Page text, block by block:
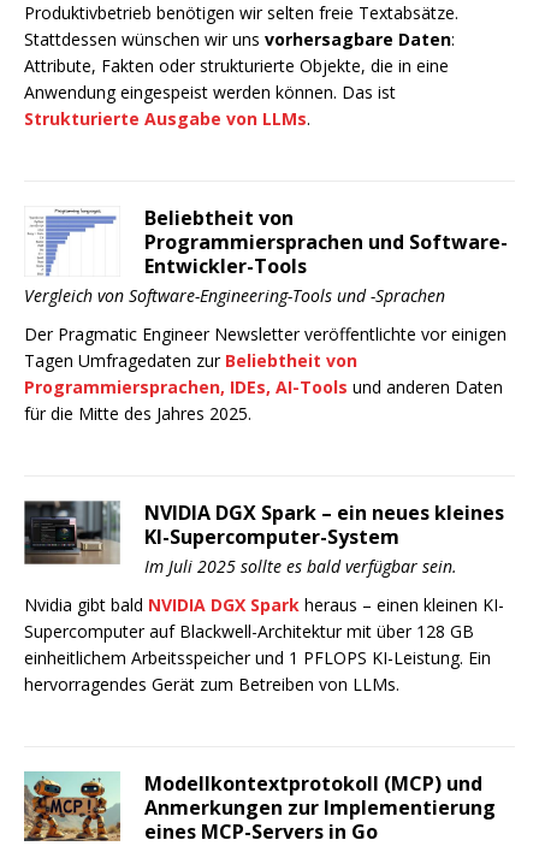
Produktivbetrieb benötigen wir selten freie Textabsätze.
Stattdessen wünschen wir uns vorhersagbare Daten:
Attribute, Fakten oder strukturierte Objekte, die in eine
Anwendung eingespeist werden können. Das ist
Strukturierte Ausgabe von LLMs.
Beliebtheit von
Programmiersprachen und Software-
Entwickler-Tools
Vergleich von Software-Engineering-Tools und -Sprachen
Der Pragmatic Engineer Newsletter veröffentlichte vor einigen
Tagen Umfragedaten zur Beliebtheit von
Programmiersprachen, IDEs, AI-Tools und anderen Daten
für die Mitte des Jahres 2025.
NVIDIA DGX Spark – ein neues kleines
KI-Supercomputer-System
Im Juli 2025 sollte es bald verfügbar sein.
Nvidia gibt bald NVIDIA DGX Spark heraus – einen kleinen KI-
Supercomputer auf Blackwell-Architektur mit über 128 GB
einheitlichem Arbeitsspeicher und 1 PFLOPS KI-Leistung. Ein
hervorragendes Gerät zum Betreiben von LLMs.
Modellkontextprotokoll (MCP) und
Anmerkungen zur Implementierung
eines MCP-Servers in Go